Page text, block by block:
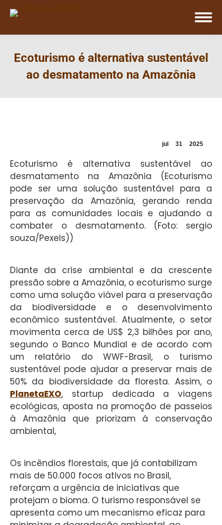
Ecoturismo é alternativa sustentável
ao desmatamento na Amazônia
jul 31 2025
Ecoturismo é alternativa sustentável ao
desmatamento na Amazônia (Ecoturismo
pode ser uma solução sustentável para a
preservação da Amazônia, gerando renda
para as comunidades locais e ajudando a
combater o desmatamento. (Foto: sergio
souza/Pexels))
Diante da crise ambiental e da crescente
pressão sobre a Amazônia, o ecoturismo surge
como uma solução viável para a preservação
da biodiversidade e o desenvolvimento
econômico sustentável. Atualmente, o setor
movimenta cerca de US$ 2,3 bilhões por ano,
segundo o Banco Mundial e de acordo com
um relatório do WWF-Brasil, o turismo
sustentável pode ajudar a preservar mais de
50% da biodiversidade da floresta. Assim, o
PlanetaEXO, startup dedicada a viagens
ecológicas, aposta na promoção de passeios
à Amazônia que priorizam á conservação
ambiental,
Os incêndios florestais, que já contabilizam
mais de 50.000 focos ativos no Brasil,
reforçam a urgência de iniciativas que
protejam o bioma. O turismo responsável se
apresenta como um mecanismo eficaz para